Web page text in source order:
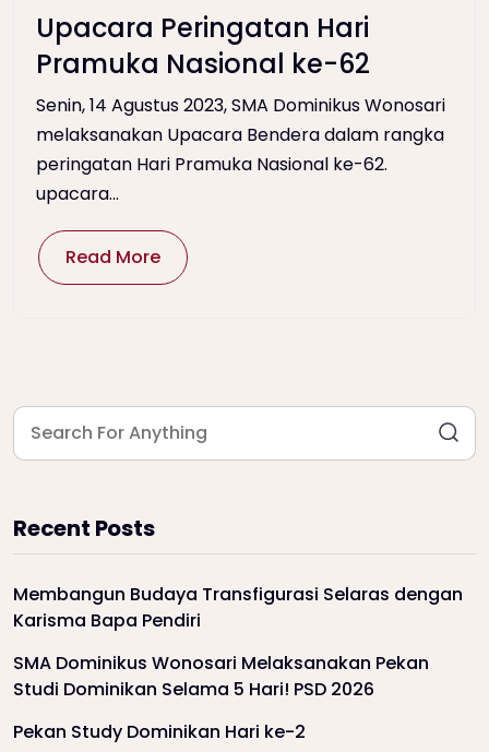
Upacara Peringatan Hari
Pramuka Nasional ke-62
Senin, 14 Agustus 2023, SMA Dominikus Wonosari
melaksanakan Upacara Bendera dalam rangka
peringatan Hari Pramuka Nasional ke-62.
upacara...
Read More
Recent Posts
Membangun Budaya Transfigurasi Selaras dengan
Karisma Bapa Pendiri
SMA Dominikus Wonosari Melaksanakan Pekan
Studi Dominikan Selama 5 Hari! PSD 2026
Pekan Study Dominikan Hari ke-2